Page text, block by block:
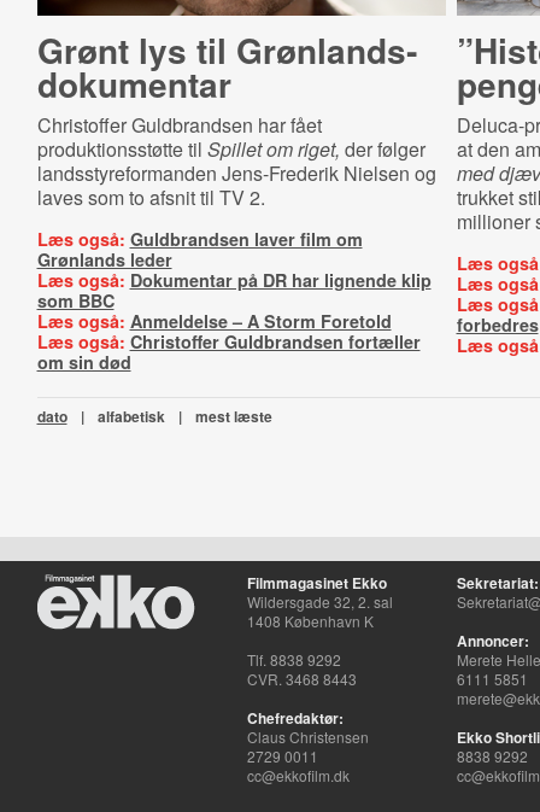
Grønt lys til Grøn­lands­
do­ku­men­tar
Christoffer Guldbrandsen har fået
produktionsstøtte til Spillet om riget, der følger
landsstyreformanden Jens-Frederik Nielsen og
laves som to afsnit til TV 2.
Læs også: Guldbrandsen laver film om
Grønlands leder
Læs også: Dokumentar på DR har lignende klip
som BBC
Læs også: Anmeldelse – A Storm Foretold
Læs også: Christoffer Guldbrandsen fortæller
om sin død
Deluca-
at den
med
trukket
millioner
Læs
Læs
Læs
forbedres
Læs
dato | alfabetisk | mest læste
Filmmagasinet Ekko
Wildersgade 32, 2. sal
1408 København K
Tlf. 8838 9292
CVR. 3468 8443
Chefredaktør:
Claus Christensen
2729 0011
cc@ekkofilm.dk
Sekretariat:
Annoncer:
Merete
6111 5851
Ekko
8838 9292